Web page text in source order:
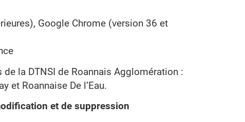
Google Chrome (version 36 et
la DTNSI de Roannais Agglomération :
et Roannaise De l’Eau.
et de suppression